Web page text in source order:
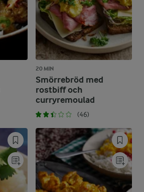
20 MIN
Smörrebröd med
rostbiff och
curryremoulad
(46)